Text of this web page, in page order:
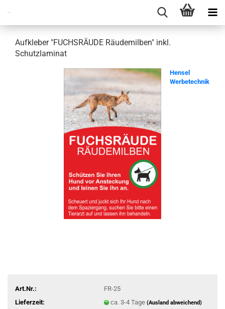
Aufkleber "FUCHSRÄUDE Räudemilben" inkl.
Schutzlaminat
Hensel
Werbetechnik
Art.Nr.:
FR-25
Lieferzeit:
ca. 3-4 Tage (Ausland abweichend)